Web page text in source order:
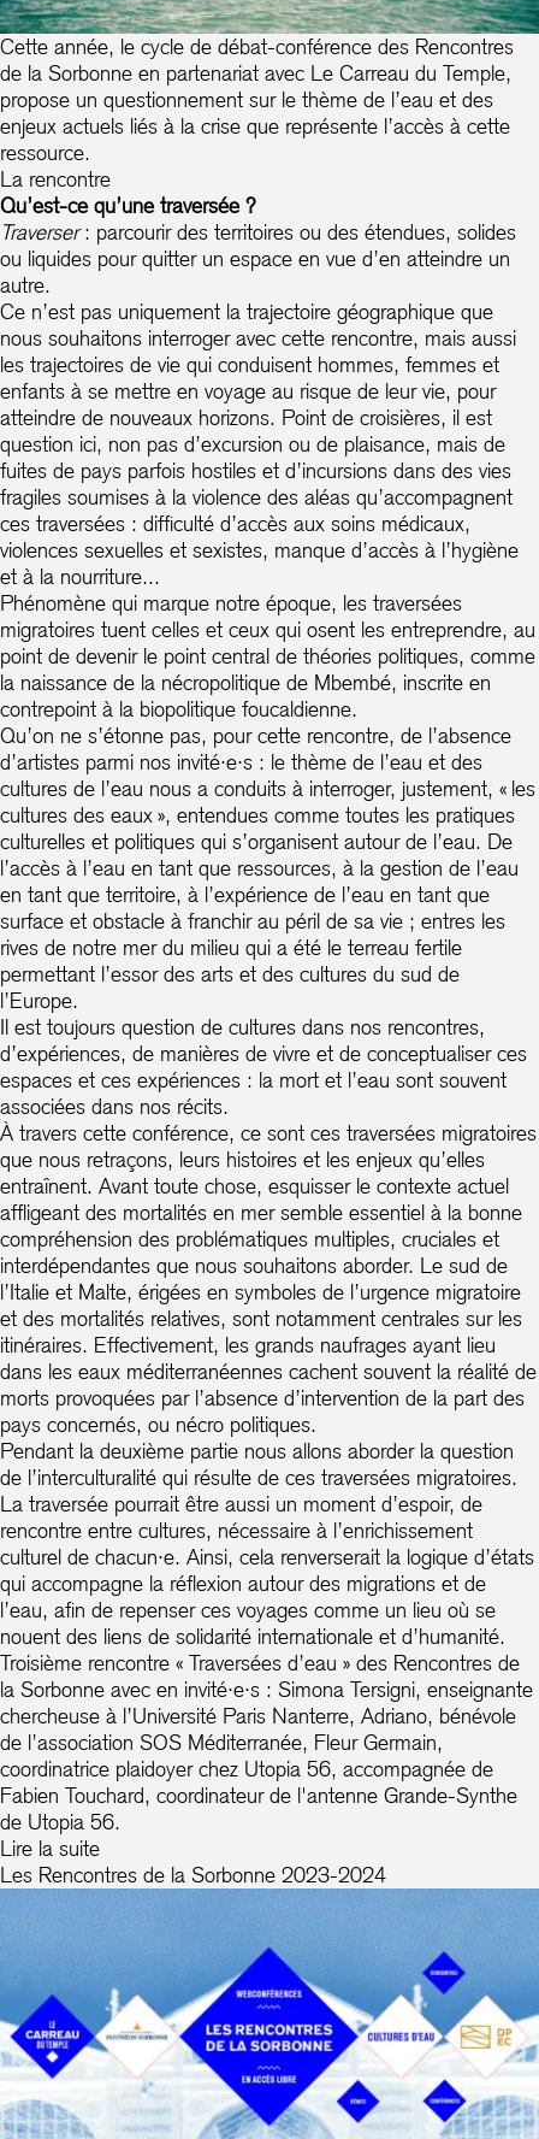
Cette année, le cycle de débat-conférence des Rencontres
de la Sorbonne en partenariat avec Le Carreau du Temple,
propose un questionnement sur le thème de l’eau et des
enjeux actuels liés à la crise que représente l’accès à cette
ressource.
La rencontre
Qu’est-ce qu’une traversée ?
Traverser: parcourir des territoires ou des étendues, solides
ou liquides pour quitter un espace en vue d’en atteindre un
autre.
Ce n’est pas uniquement la trajectoire géographique que
nous souhaitons interroger avec cette rencontre, mais aussi
les trajectoires de vie qui conduisent hommes, femmes et
enfants à se mettre en voyage au risque de leur vie, pour
atteindre de nouveaux horizons. Point de croisières, il est
question ici, non pas d’excursion ou de plaisance, mais de
fuites de pays parfois hostiles et d’incursions dans des vies
fragiles soumises à la violence des aléas qu’accompagnent
ces traversées : difficulté d’accès aux soins médicaux,
violences sexuelles et sexistes, manque d’accès à l’hygiène
et à la nourriture...
Phénomène qui marque notre époque, les traversées
migratoires tuent celles et ceux qui osent les entreprendre, au
point de devenir le point central de théories politiques, comme
la naissance de la nécropolitique de Mbembé, inscrite en
contrepoint à la biopolitique foucaldienne.
Qu’on ne s’étonne pas, pour cette rencontre, de l’absence
d’artistes parmi nos invité·e·s : le thème de l’eau et des
cultures de l’eau nous a conduits à interroger, justement, « les
cultures des eaux », entendues comme toutes les pratiques
culturelles et politiques qui s’organisent autour de l’eau. De
l’accès à l’eau en tant que ressources, à la gestion de l’eau
en tant que territoire, à l’expérience de l’eau en tant que
surface et obstacle à franchir au péril de sa vie ; entres les
rives de notre mer du milieu qui a été le terreau fertile
permettant l’essor des arts et des cultures du sud de
l’Europe.
Il est toujours question de cultures dans nos rencontres,
d’expériences, de manières de vivre et de conceptualiser ces
espaces et ces expériences : la mort et l’eau sont souvent
associées dans nos récits.
À travers cette conférence, ce sont ces traversées migratoires
que nous retraçons, leurs histoires et les enjeux qu’elles
entraînent. Avant toute chose, esquisser le contexte actuel
affligeant des mortalités en mer semble essentiel à la bonne
compréhension des problématiques multiples, cruciales et
interdépendantes que nous souhaitons aborder. Le sud de
l’Italie et Malte, érigées en symboles de l’urgence migratoire
et des mortalités relatives, sont notamment centrales sur les
itinéraires. Effectivement, les grands naufrages ayant lieu
dans les eaux méditerranéennes cachent souvent la réalité de
morts provoquées par l’absence d’intervention de la part des
pays concernés, ou nécro politiques.
Pendant la deuxième partie nous allons aborder la question
de l’interculturalité qui résulte de ces traversées migratoires.
La traversée pourrait être aussi un moment d’espoir, de
rencontre entre cultures, nécessaire à l’enrichissement
culturel de chacun·e. Ainsi, cela renverserait la logique d’états
qui accompagne la réflexion autour des migrations et de
l’eau, afin de repenser ces voyages comme un lieu où se
nouent des liens de solidarité internationale et d’humanité.
Troisième rencontre « Traversées d’eau » des Rencontres de
la Sorbonne avec en invité·e·s : Simona Tersigni, enseignante
chercheuse à l’Université Paris Nanterre, Adriano, bénévole
de l’association SOS Méditerranée, Fleur Germain,
coordinatrice plaidoyer chez Utopia 56, accompagnée de
Fabien Touchard, coordinateur de l'antenne Grande-Synthe
de Utopia 56.
Lire la suite
Les Rencontres de la Sorbonne 2023-2024